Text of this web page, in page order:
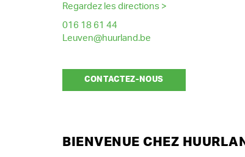
Regardez les directions >
016 18 61 44
Leuven@huurland.be
CONTACTEZ-NOUS
BIENVENUE CHEZ